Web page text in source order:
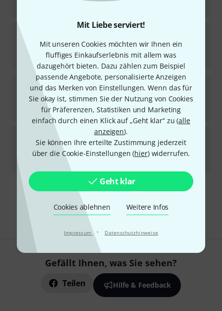
Mit Liebe serviert!
Mit unseren Cookies möchten wir Ihnen ein
fluffiges Einkaufserlebnis mit allem was
dazugehört bieten. Dazu zählen zum Beispiel
passende Angebote, personalisierte Anzeigen
und das Merken von Einstellungen. Wenn das für
Sie okay ist, stimmen Sie der Nutzung von Cookies
für Präferenzen, Statistiken und Marketing
einfach durch einen Klick auf „Geht klar“ zu (alle
anzeigen).
Sie können Ihre erteilte Zustimmung jederzeit
über die Cookie-Einstellungen (hier) widerrufen.
Geht klar
Cookies ablehnen Weitere Infos
Impressum · Datenschutzhinweise
Schlappi Engineering BTMX Black
Sofort lieferbar
199 €
Schlappi EngineeringBTMX
1
Sofort lieferbar
199€
Schlappi EngineeringAngle Grinder Black
5
Kurzfristig lieferbar (2–5 Tage)
339
Kostenloser Versand ab 29 €
Alle Preise inkl. MwSt.
Gefällt Ihnen, was Sie sehen?
Teilen Hilfe & Feedback